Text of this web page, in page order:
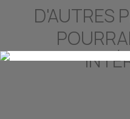
D'AUTRES